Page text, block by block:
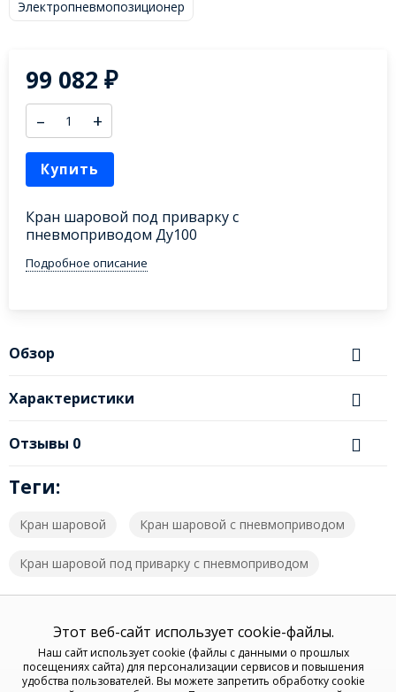
Этот веб-сайт использует cookie-файлы.
Наш сайт использует cookie (файлы с данными о прошлых
посещениях сайта) для персонализации сервисов и повышения
удобства пользователей. Вы можете запретить обработку cookie
Электропневмопозиционер
99 082₽
– +
Купить
Кран шаровой под приварку с
пневмоприводом Ду100
Подробное описание
Обзор
Характеристики
Отзывы 0
Теги:
Кран шаровой Кран шаровой с пневмоприводом
Кран шаровой под приварку с пневмоприводом